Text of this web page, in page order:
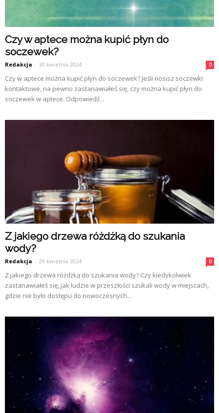
Czy w aptece można kupić płyn do
soczewek?
Redakcja - 30 kwietnia 2024 0
Czy w aptece można kupić płyn do soczewek? Jeśli nosisz soczewki
kontaktowe, na pewno zastanawiałeś się, czy można kupić płyn do
soczewek w aptece. Odpowiedź...
Z jakiego drzewa różdżką do szukania
wody?
Redakcja - 29 kwietnia 2024 0
Z jakiego drzewa różdżką do szukania wody? Czy kiedykolwiek
zastanawiałeś się, jak ludzie w przeszłości szukali wody w miejscach,
gdzie nie było dostępu do nowoczesnych...